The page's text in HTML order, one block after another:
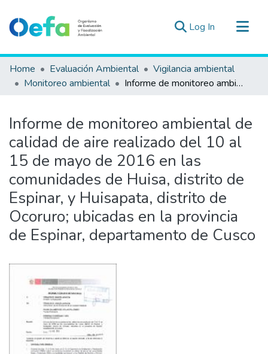
Log In (current)
Communities & Collections
All of DSpace
Estad. Externas
Guias ▾
Home Evaluación Ambiental
Vigilancia ambiental
Monitoreo ambiental
Informe de monitoreo ambiental de calidad de aire realizado del 10 al 15 de mayo de 2016 en las comunidades de Huisa, distrito de Espinar, y Huisapata, distrito de Ocoruro; ubicadas en la provincia de Espinar, departamento de Cusco
Informe de monitoreo ambiental de
calidad de aire realizado del 10 al
15 de mayo de 2016 en las
comunidades de Huisa, distrito de
Espinar, y Huisapata, distrito de
Ocoruro; ubicadas en la provincia
de Espinar, departamento de Cusco